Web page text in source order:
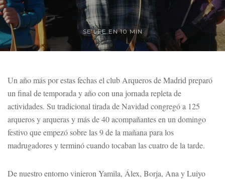
SE LEE EN 10 MIN
Un año más por estas fechas el club Arqueros de Madrid preparó
un final de temporada y año con una jornada repleta de
actividades. Su tradicional tirada de Navidad congregó a 125
arqueros y arqueras y más de 40 acompañantes en un domingo
festivo que empezó sobre las 9 de la mañana para los
madrugadores y terminó cuando tocaban las cuatro de la tarde.
De nuestro entorno vinieron Yamila, Álex, Borja, Ana y Luiyo